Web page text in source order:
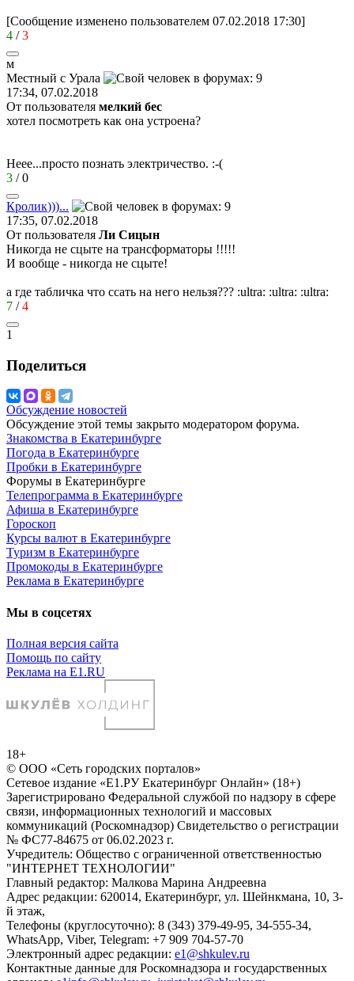
[Сообщение изменено пользователем 07.02.2018 17:30]
4 /3
м
Местный с Урала
17:34, 07.02.2018
От пользователя мелкий бес
хотел посмотреть как она устроена?
Неее...просто познать электричество. :-(
3 /0
Кролик)))...
17:35, 07.02.2018
От пользователя Ли Сицын
Никогда не сцыте на трансформаторы !!!!!
И вообще - никогда не сцыте!
а где табличка что ссать на него нельзя??? :ultra: :ultra: :ultra:
7 /4
1
Поделиться
Обсуждение новостей
Обсуждение этой темы закрыто модератором форума.
Знакомства в Екатеринбурге
Погода в Екатеринбурге
Пробки в Екатеринбурге
Форумы в Екатеринбурге
Телепрограмма в Екатеринбурге
Афиша в Екатеринбурге
Гороскоп
Курсы валют в Екатеринбурге
Туризм в Екатеринбурге
Промокоды в Екатеринбурге
Реклама в Екатеринбурге
Мы в соцсетях
Полная версия сайта
Помощь по сайту
Реклама на E1.RU
18+
© ООО «Сеть городских порталов»
Сетевое издание «Е1.РУ Екатеринбург Онлайн» (18+)
Зарегистрировано Федеральной службой по надзору в сфере
связи, информационных технологий и массовых
коммуникаций (Роскомнадзор) Свидетельство о регистрации
№ ФС77-84675 от 06.02.2023 г.
Учредитель: Общество с ограниченной ответственностью
"ИНТЕРНЕТ ТЕХНОЛОГИИ"
Главный редактор: Малкова Марина Андреевна
Адрес редакции: 620014, Екатеринбург, ул. Шейнкмана, 10, 3-
й этаж,
Телефоны (круглосуточно): 8 (343) 379-49-95, 34-555-34,
WhatsApp, Viber, Telegram: +7 909 704-57-70
Электронный адрес редакции: e1@shkulev.ru
Контактные данные для Роскомнадзора и государственных